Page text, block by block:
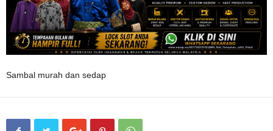
Sambal murah dan sedap